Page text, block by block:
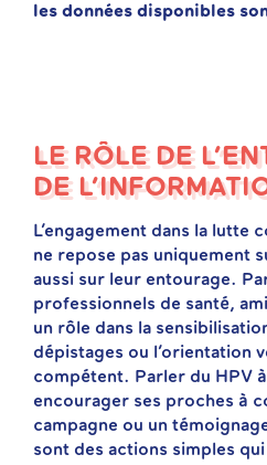
les données disponibles
LE RÔLE DE
DE
L’engagement dans la lutte
ne repose pas uniquement
aussi sur leur entourage.
professionnels de santé,
un rôle dans la
dépistages ou l’orientation
compétent. Parler du HPV
encourager ses proches à
campagne ou un
sont des actions simples